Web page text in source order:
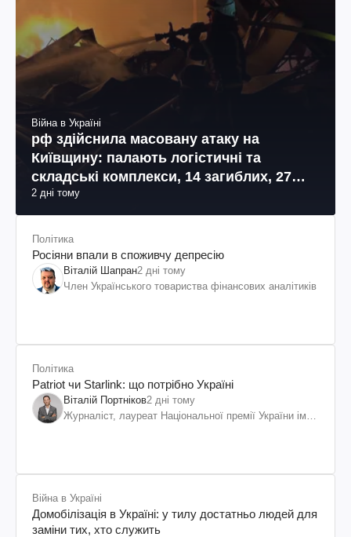
Війна в Україні
рф здійснила масовану атаку на
Київщину: палають логістичні та
складські комплекси, 14 загиблих, 27
поранених (фото, відео)
2 дні тому
Політика
Росіяни впали в споживчу депресію
Віталій Шапран2 дні тому
Член Українського товариства фінансових аналітиків
Політика
Patriot чи Starlink: що потрібно Україні
Віталій Портніков2 дні тому
Журналіст, лауреат Національної премії України ім.
Війна в Україні
Домобілізація в Україні: у тилу достатньо людей для
заміни тих, хто служить